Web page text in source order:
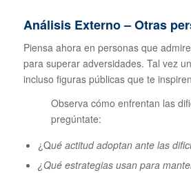
Análisis Externo – Otras
Piensa ahora en personas que
para superar adversidades. Tal vez
incluso figuras públicas que te
Observa cómo enfrentan las
pregúntate:
¿Qué actitud adoptan ante las
¿Qué estrategias usan para